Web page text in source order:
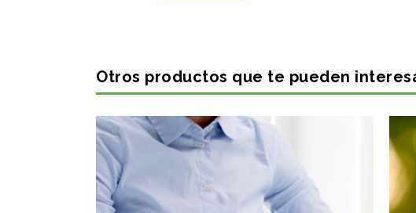
Otros productos que te pueden